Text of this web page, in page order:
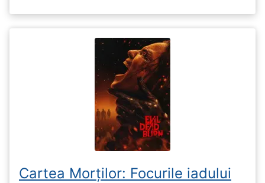
Cartea Morților: Focurile iadului